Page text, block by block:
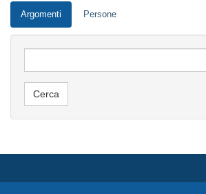
Argomenti Persone